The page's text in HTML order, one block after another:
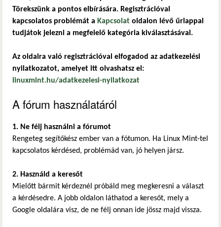
Törekszünk a pontos elbírására. Regisztrációval
kapcsolatos problémát a Kapcsolat oldalon lévő űrlappal
tudjátok jelezni a megfelelő kategória kiválasztásával.
Az oldalra való regisztrációval elfogadod az adatkezelési
nyilatkozatot, amelyet itt olvashatsz el:
linuxmint.hu/adatkezelesi-nyilatkozat
A fórum használatáról
1. Ne félj használni a fórumot
Rengeteg segítőkész ember van a fótumon. Ha Linux Mint-tel
kapcsolatos kérdésed, problémád van, jó helyen jársz.
2. Használd a keresőt
Mielőtt bármit kérdeznél próbáld meg megkeresni a választ
a kérdésedre. A jobb oldalon láthatod a keresőt, mely a
Google oldalára visz, de ne félj onnan ide jössz majd vissza.